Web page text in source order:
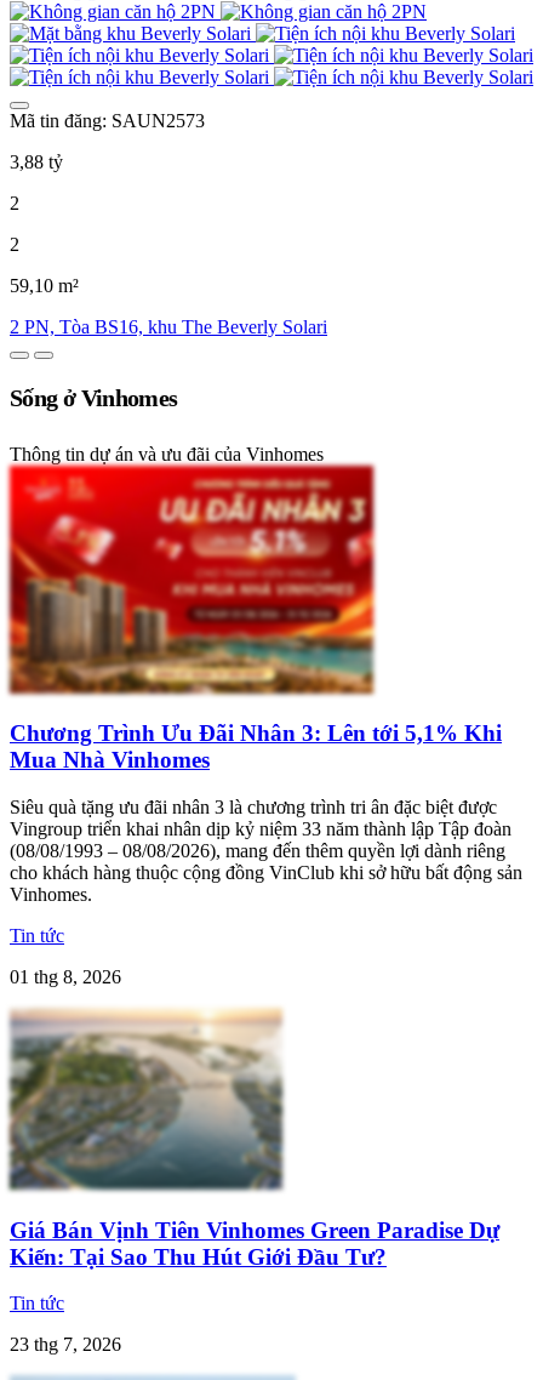
Mã tin đăng: SAUN2573
3,88 tỷ
2
2
59,10 m²
2 PN, Tòa BS16, khu The Beverly Solari
Sống ở Vinhomes
Thông tin dự án và ưu đãi của Vinhomes
Chương Trình Ưu Đãi Nhân 3: Lên tới 5,1% Khi
Mua Nhà Vinhomes
Siêu quà tặng ưu đãi nhân 3 là chương trình tri ân đặc biệt được
Vingroup triển khai nhân dịp kỷ niệm 33 năm thành lập Tập đoàn
(08/08/1993 – 08/08/2026), mang đến thêm quyền lợi dành riêng
cho khách hàng thuộc cộng đồng VinClub khi sở hữu bất động sản
Vinhomes.
Tin tức
01 thg 8, 2026
Giá Bán Vịnh Tiên Vinhomes Green Paradise Dự
Kiến: Tại Sao Thu Hút Giới Đầu Tư?
Tin tức
23 thg 7, 2026